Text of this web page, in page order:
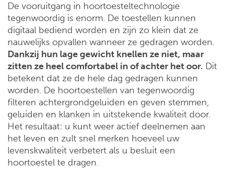
De vooruitgang in hoortoesteltechnologie
tegenwoordig is enorm. De toestellen kunnen
digitaal bediend worden en zijn zo klein dat ze
nauwelijks opvallen wanneer ze gedragen worden.
Dankzij hun lage gewicht knellen ze niet, maar
zitten ze heel comfortabel in of achter het oor. Dit
betekent dat ze de hele dag gedragen kunnen
worden. De hoortoestellen van tegenwoordig
filteren achtergrondgeluiden en geven stemmen,
geluiden en klanken in uitstekende kwaliteit door.
Het resultaat: u kunt weer actief deelnemen aan
het leven en zult snel merken hoeveel uw
levenskwaliteit verbetert als u besluit een
hoortoestel te dragen.